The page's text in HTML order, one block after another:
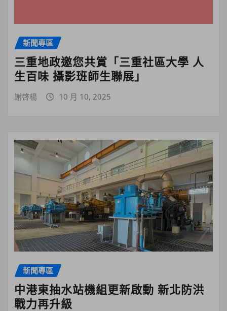
新聞專區
三重地政邀您共賞「三重社區大學 人
生百味 攝影班師生聯展」
謝啓楊 10 月 10, 2025
新聞專區
中港東抽水站機組更新啟動 新北防洪
戰力再升級